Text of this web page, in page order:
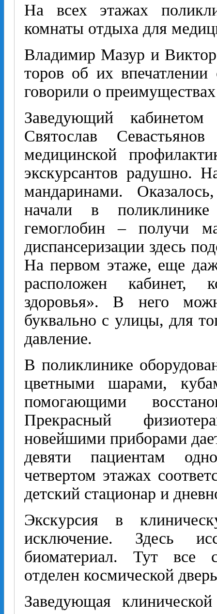
На всех этажах
комнаты отдыха для
Владимир Мазур и
торов об их
говорили о
Заведующий кабинетом
Святослав
медицинской
экскурсантов радушно.
мандаринами.
начали в
гемоглобин – получи
диспансеризации здесь
На первом этаже, еще
расположен кабинет,
здоровья». В него
буквально с улицы, для
давление.
В поликлинике
цветными шарами,
помогающими
Прекрасный
новейшими приборами
девяти пациентам
четвертом этажах
детский стационар и
Экскурсия в
исключение. Здесь
биоматериал. Тут все
отделен космической
Заведующая